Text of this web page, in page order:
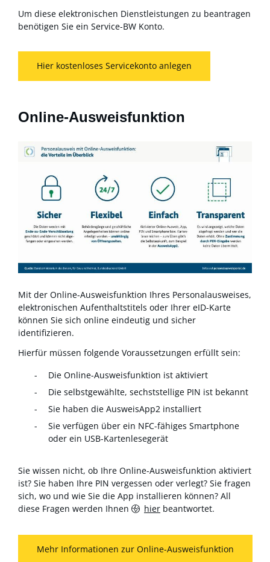
Um diese elektronischen Dienstleistungen zu beantragen
benötigen Sie ein Service-BW Konto.
Hier kostenloses Servicekonto anlegen
Online-Ausweisfunktion
Mit der Online-Ausweisfunktion Ihres Personalausweises,
elektronischen Aufenthaltstitels oder Ihrer eID-Karte
können Sie sich online eindeutig und sicher
identifizieren.
Hierfür müssen folgende Voraussetzungen erfüllt sein:
Die Online-Ausweisfunktion ist aktiviert
Die selbstgewählte, sechststellige PIN ist bekannt
Sie haben die AusweisApp2 installiert
Sie verfügen über ein NFC-fähiges Smartphone
oder ein USB-Kartenlesegerät
Sie wissen nicht, ob Ihre Online-Ausweisfunktion aktiviert
ist? Sie haben Ihre PIN vergessen oder verlegt? Sie fragen
sich, wo und wie Sie die App installieren können? All
diese Fragen werden Ihnen
hier beantwortet.
Mehr Informationen zur Online-Ausweisfunktion